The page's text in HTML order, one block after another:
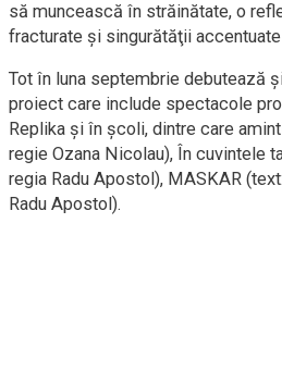
să muncească în străinătate, o
fracturate şi singurătăţii
Tot în luna septembrie debutează
proiect care include spectacole
Replika şi în şcoli, dintre care
regie Ozana Nicolau), În cuvintele
regia Radu Apostol), MASKAR
Radu Apostol).